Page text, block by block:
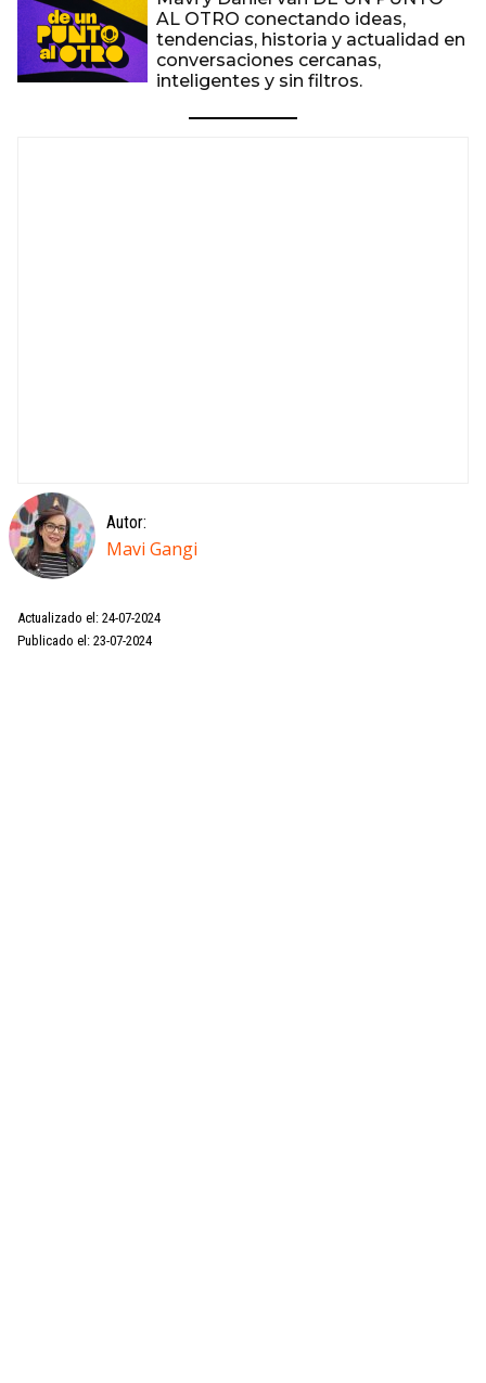
AL OTRO conectando ideas,
tendencias, historia y actualidad en
conversaciones cercanas,
inteligentes y sin filtros.
Autor:
Mavi Gangi
Actualizado el: 24-07-2024
Publicado el: 23-07-2024